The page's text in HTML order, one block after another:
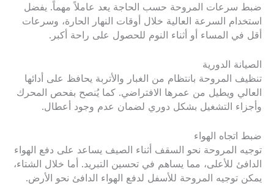
ضبط سرعات المروحة حسب الحاجة يعد عاملاً مهماً. يفضل
استخدام السرعة العالية خلال أوقات النهار الحارة، وسرعات
أقل في المساء أو أثناء النوم للحصول على راحة أكبر.
الصيانة الدورية
تنظيف المروحة بانتظام من الغبار والأتربة يحافظ على أدائها
العالي ويطيل من عمرها الافتراضي. كما يُنصح بفحص المحرك
وأجزاء التشغيل بشكل دوري لضمان عدم وجود أعطال.
ضبط اتجاه الهواء
توجيه المروحة نحو السقف أثناء الصيف يساعد على دفع الهواء
الدافئ للأعلى، مما يساهم في تحسين التبريد. أما خلال الشتاء،
يمكن توجيه المروحة للأسفل لدفع الهواء الدافئ نحو الأرض.